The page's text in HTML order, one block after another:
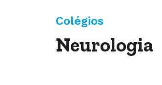
Colégios
Neurologia